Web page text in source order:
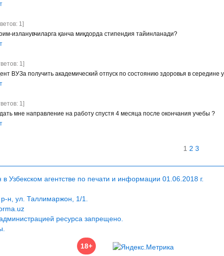
1]
изланувчиларга қанча миқдорда стипендия тайинланади?
1]
ВУЗа получить академический отпуск по состоянию здоровья в середине
1]
мне направление на работу спустя 4 месяца после окончания учебы ?
1 2 3
Узбекском агентстве по печати и информации 01.06.2018 г.
н, ул. Таллимаржон, 1/1.
ресурса запрещено.
18+